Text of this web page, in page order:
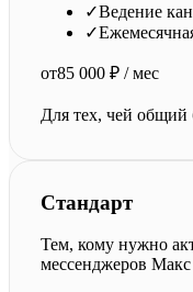
✓Ведение
✓
от85 000 ₽ / мес
Для тех, чей общий
Стандарт
Тем, кому нужно
мессенджеров